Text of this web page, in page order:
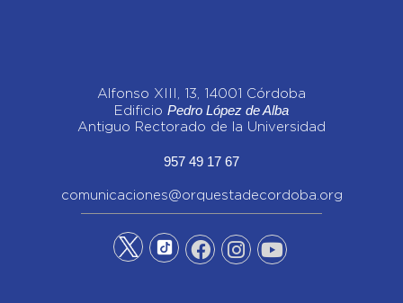
Alfonso XIII, 13, 14001 Córdoba
Edificio Pedro López de Alba
Antiguo Rectorado de la Universidad
957 49 17 67
comunicaciones@orquestadecordoba.org